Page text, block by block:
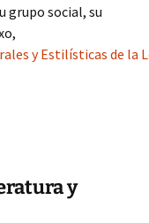
grupo social, su
y Estilísticas de la
y